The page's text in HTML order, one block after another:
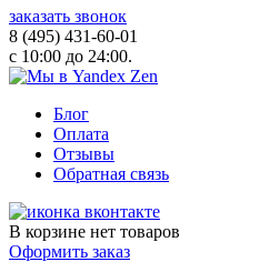
заказать звонок
8 (495) 431-60-01
с 10:00 до 24:00.
Блог
Оплата
Отзывы
Обратная связь
В корзине нет товаров
Оформить заказ